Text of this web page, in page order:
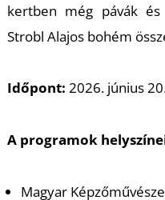
kertben még pávák
Strobl Alajos bohém
Időpont: 2026. június
A programok
Magyar